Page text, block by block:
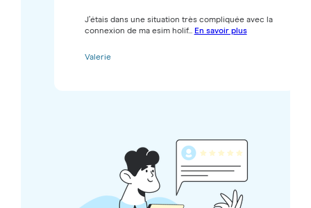
J’étais dans une situation très compliquée avec la
connexion de ma esim holif... En savoir plus
Valerie